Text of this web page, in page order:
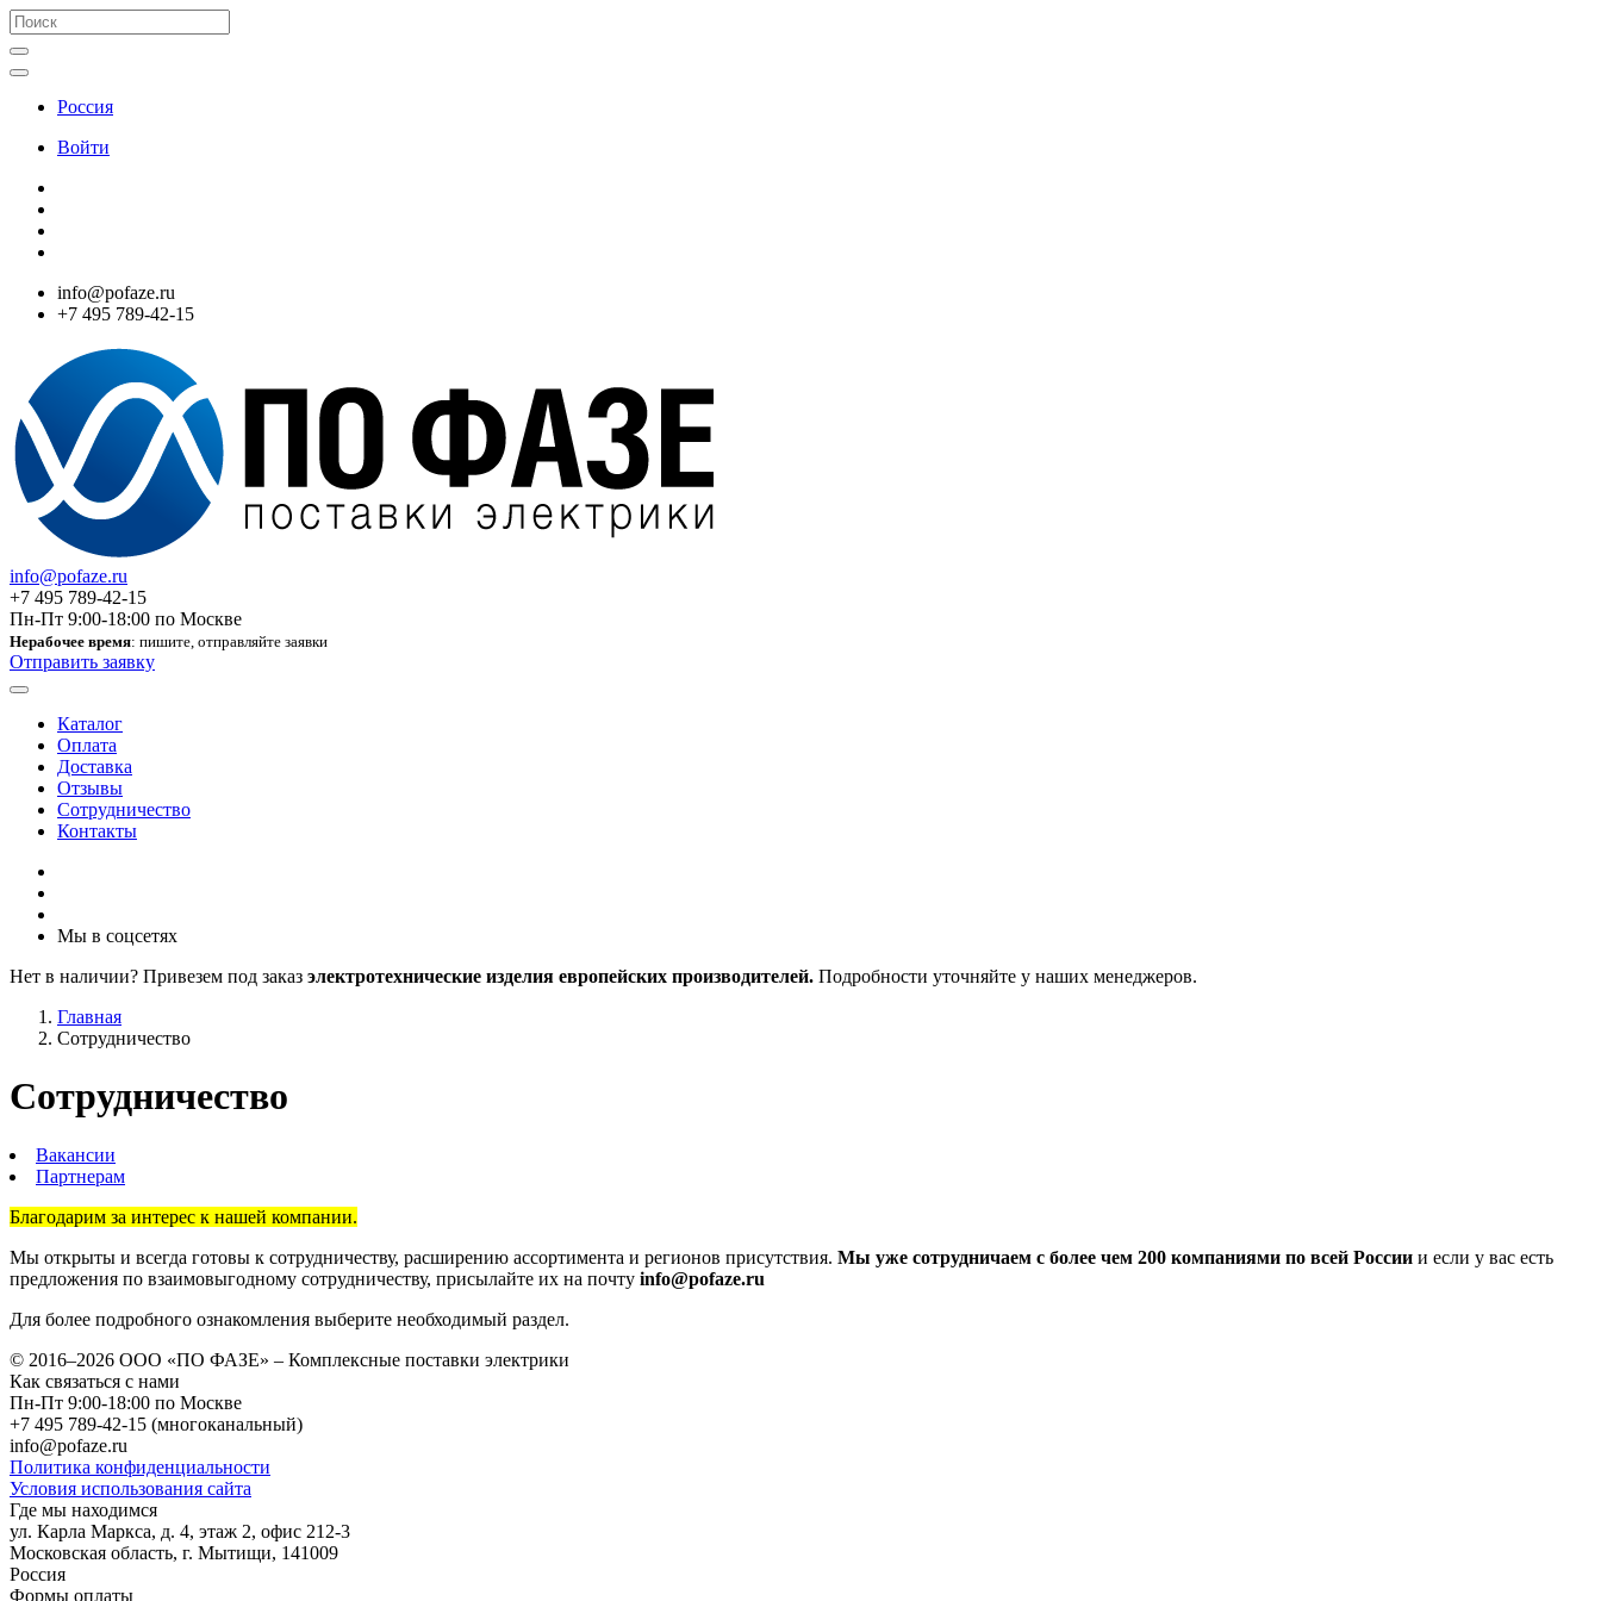
Россия
Войти
info@pofaze.ru
+7 495 789-42-15
info@pofaze.ru
+7 495 789-42-15
Пн-Пт 9:00-18:00 по Москве
Нерабочее время: пишите, отправляйте заявки
Отправить заявку
Каталог
Оплата
Доставка
Отзывы
Сотрудничество
Контакты
Мы в соцсетях
Нет в наличии? Привезем под заказ электротехнические изделия европейских производителей. Подробности уточняйте у наших менеджеров.
Главная
Сотрудничество
Сотрудничество
Вакансии
Партнерам
Благодарим за интерес к нашей компании.
Мы открыты и всегда готовы к сотрудничеству, расширению ассортимента и регионов присутствия. Мы уже сотрудничаем с более чем 200 компаниями по всей России и если у вас есть
предложения по взаимовыгодному сотрудничеству, присылайте их на почту info@pofaze.ru
Для более подробного ознакомления выберите необходимый раздел.
© 2016–2026 ООО «ПО ФАЗЕ» – Комплексные поставки электрики
Как связаться с нами
Пн-Пт 9:00-18:00 по Москве
+7 495 789-42-15 (многоканальный)
info@pofaze.ru
Политика конфиденциальности
Условия использования сайта
Где мы находимся
ул. Карла Маркса, д. 4, этаж 2, офис 212-3
Московская область, г. Мытищи, 141009
Россия
Формы оплаты